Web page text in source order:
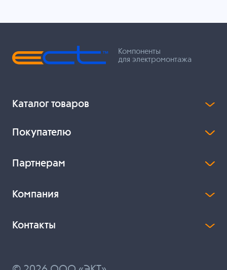
Компоненты
для электромонтажа
Каталог товаров
Покупателю
Партнерам
Компания
Контакты